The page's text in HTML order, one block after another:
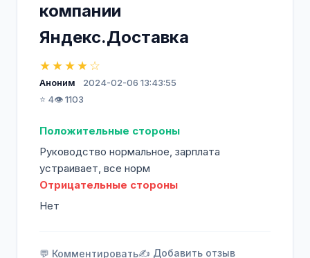
компании
Яндекс.Доставка
★★★★☆
Аноним
2024-02-06 13:43:55
⭐ 4👁️ 1103
Положительные стороны
Руководство нормальное, зарплата
устраивает, все норм
Отрицательные стороны
Нет
💬 Комментировать✍️ Добавить отзыв